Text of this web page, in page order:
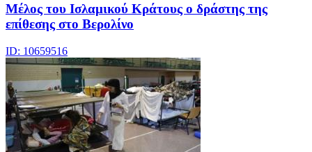
Μέλος του Ισλαμικού Κράτους o δράστης της
επίθεσης στο Βερολίνο
ID: 10659516